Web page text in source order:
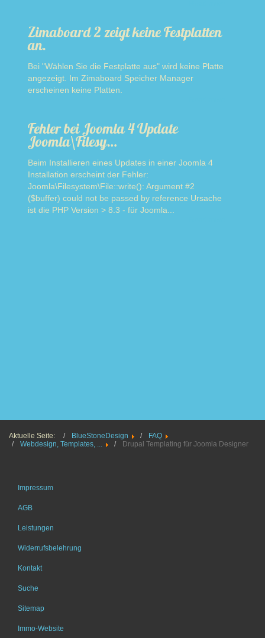
Zimaboard 2 zeigt keine Festplatten
an.
Bei "Wählen Sie die Festplatte aus" wird keine Platte
angezeigt. Im Zimaboard Speicher Manager
erscheinen keine Platten.
Fehler bei Joomla 4 Update
Joomla\Filesy…
Beim Installieren eines Updates in einer Joomla 4
Installation erscheint der Fehler:
Joomla\Filesystem\File::write(): Argument #2
($buffer) could not be passed by reference Ursache
ist die PHP Version > 8.3 - für Joomla...
Aktuelle Seite: BlueStoneDesign
FAQ
Webdesign, Templates, ...
Drupal Templating für Joomla Designer
Impressum
AGB
Leistungen
Widerrufsbelehrung
Kontakt
Suche
Sitemap
Immo-Website